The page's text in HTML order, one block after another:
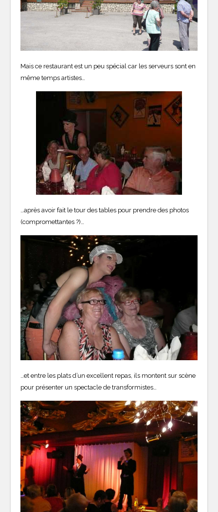
Mais ce restaurant est un peu spécial car les serveurs sont en
même temps artistes…
…après avoir fait le tour des tables pour prendre des photos
(compromettantes ?)…
…et entre les plats d’un excellent repas, ils montent sur scène
pour présenter un spectacle de transformistes…